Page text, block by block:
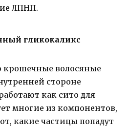
ЛПНП.
гликокаликс
крошечные волосяные
стороне
как сито для
многие из компонентов,
какие частицы попадут